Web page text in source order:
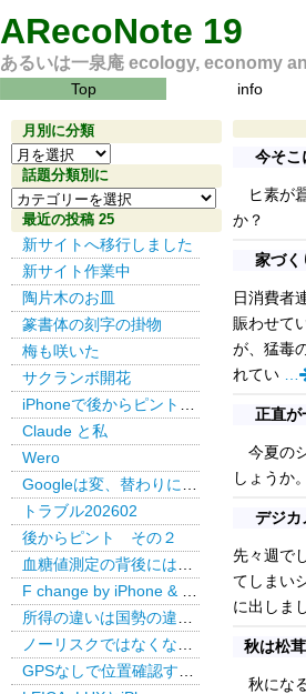
ARecoNote 19
あるいは一泉庵 ecology, economy
Top info
今そこ
ヒ素が
か？
家づく
日消費者
賑わせて
が、猛毒
れてい
正直が
今夏の
しょうか。
デジカ
先々週で
てしまい
に出しま
秋は松茸
秋にな
月別に分類
月
別
に
分
類
話題分類別に
話
題
分
類
別
に
最近の投稿 25
新サイトへ移行しました
新サイト作業中
陶片木のお皿
篆書体の刻字の掛物
梅も咲いた
サクランボ開花
Claude と私
Wero
トラブル202602
後からピント その２